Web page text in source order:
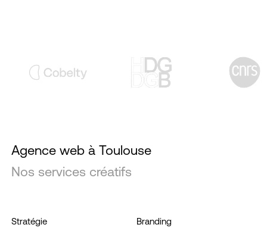
Agence web à Toulouse
Nos services créatifs
Stratégie Branding